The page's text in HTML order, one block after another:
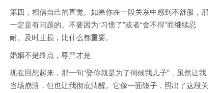
第四，相信自己的直觉。如果你在一段关系中感到不舒服，那
一定是有问题的。不要因为“习惯了”或者“舍不得”而继续忍
耐。及时止损，比什么都重要。
婚姻不是终点，尊严才是
现在回想起来，那一句“娶你就是为了伺候我儿子”，虽然让我
当场崩溃，但也让我彻底清醒。它像一面镜子，照出了这段关